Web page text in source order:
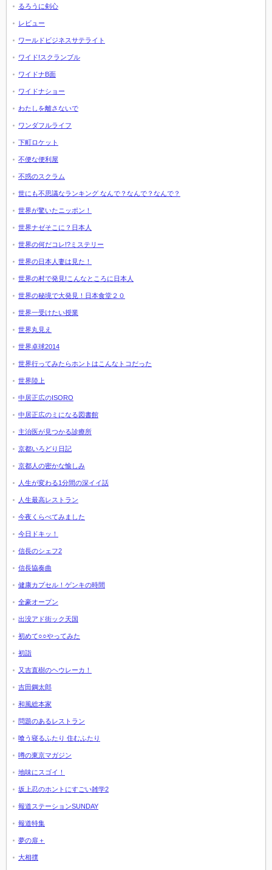
るろうに剣心
レビュー
ワールドビジネスサテライト
ワイド!スクランブル
ワイドナB面
ワイドナショー
わたしを離さないで
ワンダフルライフ
下町ロケット
不便な便利屋
不惑のスクラム
世にも不思議なランキング なんで？なんで？なんで？
世界が驚いたニッポン！
世界ナゼそこに？日本人
世界の何だコレ!?ミステリー
世界の日本人妻は見た！
世界の村で発見!こんなところに日本人
世界の秘境で大発見！日本食堂２０
世界一受けたい授業
世界丸見え
世界卓球2014
世界行ってみたらホントはこんなトコだった
世界陸上
中居正広のISORO
中居正広のミになる図書館
主治医が見つかる診療所
京都いろどり日記
京都人の密かな愉しみ
人生が変わる1分間の深イイ話
人生最高レストラン
今夜くらべてみました
今日ドキッ！
信長のシェフ2
信長協奏曲
健康カプセル！ゲンキの時間
全豪オープン
出没アド街ック天国
初めて○○やってみた
初詣
又吉直樹のヘウレーカ！
吉田鋼太郎
和風総本家
問題のあるレストラン
喰う寝るふたり 住むふたり
噂の東京マガジン
地味にスゴイ！
坂上忍のホントにすごい雑学2
報道ステーションSUNDAY
報道特集
夢の扉＋
大相撲